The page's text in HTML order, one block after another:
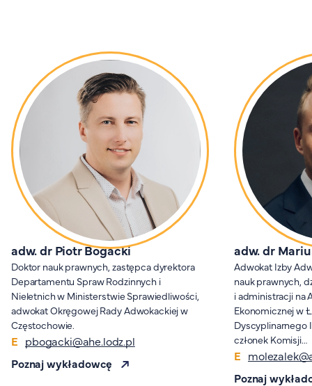
adw. dr Piotr Bogacki
Doktor nauk prawnych, zastępca dyrektora
Departamentu Spraw Rodzinnych i
Nieletnich w Ministerstwie Sprawiedliwości,
adwokat Okręgowej Rady Adwokackiej w
Częstochowie.
pbogacki@ahe.lodz.pl
Poznaj wykładowcę
adw. dr
Adwokat Izby
nauk prawnych,
i administracji na
Ekonomicznej w
Dyscyplinarnego
członek Komisji…
Poznaj